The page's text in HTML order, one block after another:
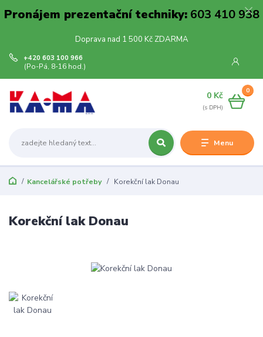
Pronájem prezentační techniky:603 410 938
Doprava nad 1 500 Kč ZDARMA
Menu
+420 603 100 966
(Po-Pá, 8-16 hod.)
0
0 Kč
Kancelářské potřeby Korekční lak Donau
Korekční lak Donau